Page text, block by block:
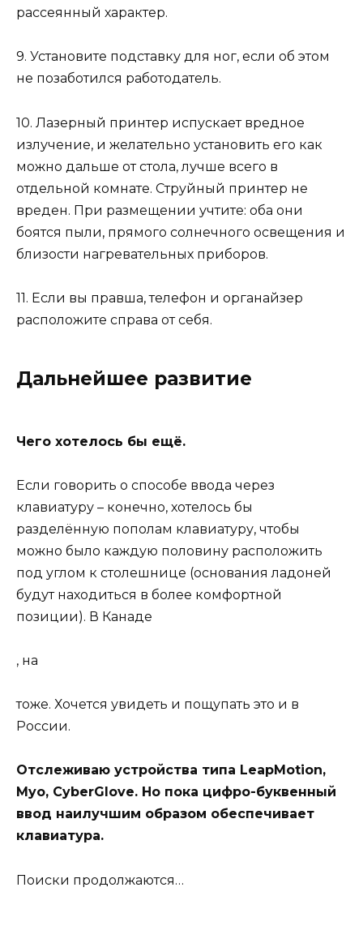
рассеянный характер.
9. Установите подставку для ног, если об этом
не позаботился работодатель.
10. Лазерный принтер испускает вредное
излучение, и желательно установить его как
можно дальше от стола, лучше всего в
отдельной комнате. Струйный принтер не
вреден. При размещении учтите: оба они
боятся пыли, прямого солнечного освещения и
близости нагревательных приборов.
11. Если вы правша, телефон и органайзер
расположите справа от себя.
Дальнейшее развитие
Чего хотелось бы ещё.
Если говорить о способе ввода через
клавиатуру – конечно, хотелось бы
разделённую пополам клавиатуру, чтобы
можно было каждую половину расположить
под углом к столешнице (основания ладоней
будут находиться в более комфортной
позиции). В Канаде
, на
тоже. Хочется увидеть и пощупать это и в
России.
Отслеживаю устройства типа LeapMotion,
Myo, CyberGlove. Но пока цифро-буквенный
ввод наилучшим образом обеспечивает
клавиатура.
Поиски продолжаются…